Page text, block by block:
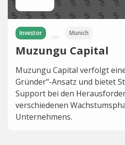
Investor Munich
Muzungu Capital
Muzungu Capital verfolgt
Gründer"-Ansatz und bietet
Support bei den
verschiedenen
Unternehmens.